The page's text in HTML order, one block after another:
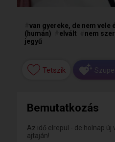
van gyereke, de nem vele él
(humán)
elvált nem
jegyű
Tetszik
Bemutatkozás
Az idő elrepül - de holnap
ajtaján!